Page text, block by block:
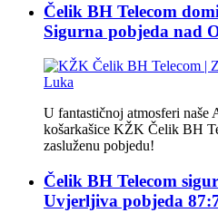
Čelik BH Telecom
Sigurna pobjeda nad
U fantastičnoj atmosferi naše
košarkašice KŽK Čelik BH
zasluženu pobjedu!
Čelik BH Telecom
Uvjerljiva pobjeda